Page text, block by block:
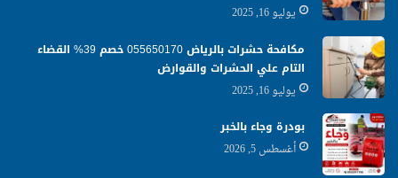
يوليو 16, 2025
مكافحة حشرات بالرياض 055650170 خصم 39% القضاء
التام علي الحشرات والقوارض
يوليو 16, 2025
بودرة وجاء بالخبر
أغسطس 5, 2026